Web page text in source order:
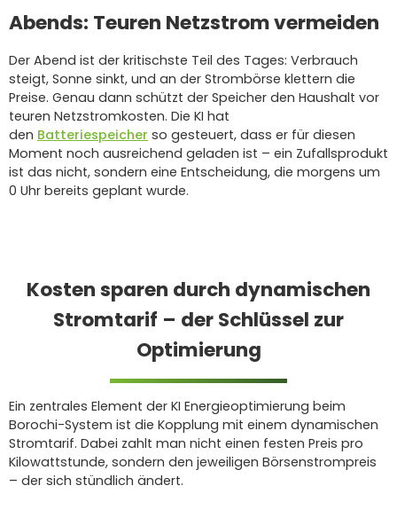
Abends: Teuren Netzstrom vermeiden
Der Abend ist der kritischste Teil des Tages: Verbrauch
steigt, Sonne sinkt, und an der Strombörse klettern die
Preise. Genau dann schützt der Speicher den Haushalt vor
teuren Netzstromkosten. Die KI hat
den Batteriespeicher so gesteuert, dass er für diesen
Moment noch ausreichend geladen ist – ein Zufallsprodukt
ist das nicht, sondern eine Entscheidung, die morgens um
0 Uhr bereits geplant wurde.
Kosten sparen durch dynamischen
Stromtarif – der Schlüssel zur
Optimierung
Ein zentrales Element der KI Energieoptimierung beim
Borochi-System ist die Kopplung mit einem dynamischen
Stromtarif. Dabei zahlt man nicht einen festen Preis pro
Kilowattstunde, sondern den jeweiligen Börsenstrompreis
– der sich stündlich ändert.